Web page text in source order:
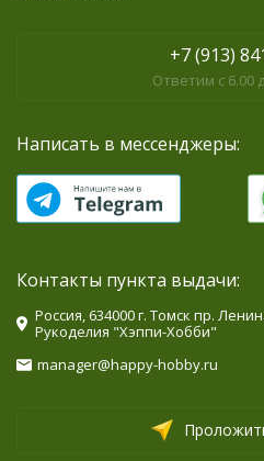
+7 (913)
Ответим с 6.00
Написать в мессенджеры:
Контакты пункта выдачи:
Россия, 634000 г. Томск пр.
Рукоделия "Хэппи-Хобби"
manager@happy-hobby.ru